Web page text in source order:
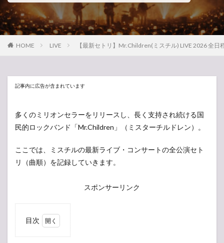
HOME LIVE 【最新セトリ】Mr.Children(ミスチル) LIVE 2026 全
記事内に広告が含まれています
多くのミリオンセラーをリリースし、長く支持され続ける国
民的ロックバンド「Mr.Children」（ミスターチルドレン）。
ここでは、ミスチルの最新ライブ・コンサートの全公演セト
リ（曲順）を記録していきます。
スポンサーリンク
目次